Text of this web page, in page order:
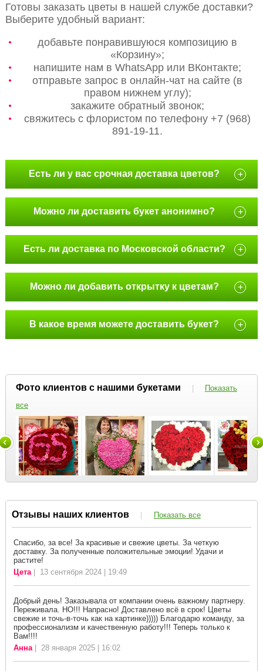
Готовы заказать цветы в нашей службе доставки?
Выберите удобный вариант:
добавьте понравившуюся композицию в
«Корзину»;
напишите нам в WhatsApp или ВКонтакте;
отправьте запрос в онлайн-чат на сайте (в
правом нижнем углу);
закажите обратный звонок;
свяжитесь с флористом по телефону +7 (968)
891-19-11.
Есть ли у вас срочная доставка цветов? +
Можно ли доставить букет анонимно? +
Есть ли доставка по Московской области? +
Можно ли добавить открытку к цветам? +
В какое время можете доставить букет? +
Фото клиентов с нашими букетами |
Показать
все
Отзывы наших клиентов | Показать все
Спасибо, за все! За красивые и свежие цветы. За четкую
доставку. За полученные положительные эмоции! Удачи и
растите!
Цета| 13 сентября 2024 | 19:49
Добрый день! Заказывала от компании очень важному партнеру.
Переживала. НО!!! Напрасно! Доставлено всё в срок! Цветы
свежие и точь-в-точь как на картинке))))) Благодарю команду, за
профессионализм и качественную работу!!! Теперь только к
Вам!!!!
Анна| 28 января 2025 | 16:02